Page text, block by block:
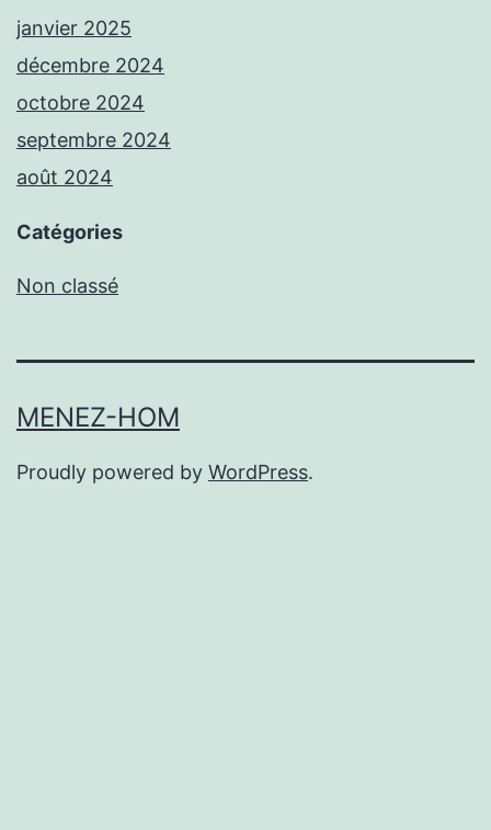
janvier 2025
décembre 2024
octobre 2024
septembre 2024
août 2024
Catégories
Non classé
MENEZ-HOM
Proudly powered by WordPress.